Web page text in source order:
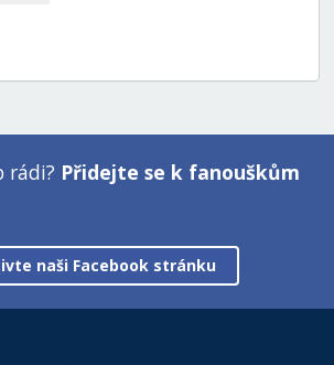
rádi? Přidejte se k fanouškům
naši Facebook stránku